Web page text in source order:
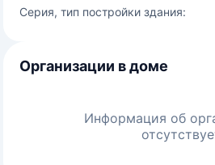
Серия, тип постройки здания:
Организации в доме
Информация об